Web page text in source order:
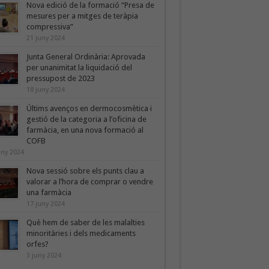
Nova edició de la formació “Presa de
mesures per a mitges de teràpia
compressiva”
21 juny 2024
Junta General Ordinària: Aprovada
per unanimitat la liquidació del
pressupost de 2023
18 juny 2024
Últims avenços en dermocosmètica i
gestió de la categoria a l’oficina de
farmàcia, en una nova formació al
COFB
2024
Nova sessió sobre els punts clau a
valorar a l’hora de comprar o vendre
una farmàcia
17 juny 2024
Què hem de saber de les malalties
minoritàries i dels medicaments
orfes?
3 juny 2024